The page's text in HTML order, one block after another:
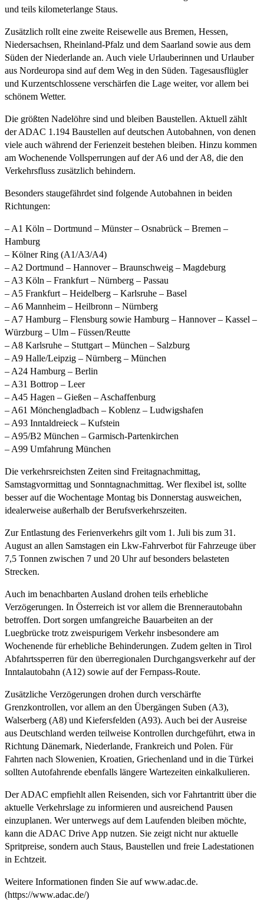
und teils kilometerlange Staus.
Zusätzlich rollt eine zweite Reisewelle aus Bremen, Hessen,
Niedersachsen, Rheinland-Pfalz und dem Saarland sowie aus dem
Süden der Niederlande an. Auch viele Urlauberinnen und Urlauber
aus Nordeuropa sind auf dem Weg in den Süden. Tagesausflügler
und Kurzentschlossene verschärfen die Lage weiter, vor allem bei
schönem Wetter.
Die größten Nadelöhre sind und bleiben Baustellen. Aktuell zählt
der ADAC 1.194 Baustellen auf deutschen Autobahnen, von denen
viele auch während der Ferienzeit bestehen bleiben. Hinzu kommen
am Wochenende Vollsperrungen auf der A6 und der A8, die den
Verkehrsfluss zusätzlich behindern.
Besonders staugefährdet sind folgende Autobahnen in beiden
Richtungen:
– A1 Köln – Dortmund – Münster – Osnabrück – Bremen –
Hamburg
– Kölner Ring (A1/A3/A4)
– A2 Dortmund – Hannover – Braunschweig – Magdeburg
– A3 Köln – Frankfurt – Nürnberg – Passau
– A5 Frankfurt – Heidelberg – Karlsruhe – Basel
– A6 Mannheim – Heilbronn – Nürnberg
– A7 Hamburg – Flensburg sowie Hamburg – Hannover – Kassel –
Würzburg – Ulm – Füssen/Reutte
– A8 Karlsruhe – Stuttgart – München – Salzburg
– A9 Halle/Leipzig – Nürnberg – München
– A24 Hamburg – Berlin
– A31 Bottrop – Leer
– A45 Hagen – Gießen – Aschaffenburg
– A61 Mönchengladbach – Koblenz – Ludwigshafen
– A93 Inntaldreieck – Kufstein
– A95/B2 München – Garmisch-Partenkirchen
– A99 Umfahrung München
Die verkehrsreichsten Zeiten sind Freitagnachmittag,
Samstagvormittag und Sonntagnachmittag. Wer flexibel ist, sollte
besser auf die Wochentage Montag bis Donnerstag ausweichen,
idealerweise außerhalb der Berufsverkehrszeiten.
Zur Entlastung des Ferienverkehrs gilt vom 1. Juli bis zum 31.
August an allen Samstagen ein Lkw-Fahrverbot für Fahrzeuge über
7,5 Tonnen zwischen 7 und 20 Uhr auf besonders belasteten
Strecken.
Auch im benachbarten Ausland drohen teils erhebliche
Verzögerungen. In Österreich ist vor allem die Brennerautobahn
betroffen. Dort sorgen umfangreiche Bauarbeiten an der
Luegbrücke trotz zweispurigem Verkehr insbesondere am
Wochenende für erhebliche Behinderungen. Zudem gelten in Tirol
Abfahrtssperren für den überregionalen Durchgangsverkehr auf der
Inntalautobahn (A12) sowie auf der Fernpass-Route.
Zusätzliche Verzögerungen drohen durch verschärfte
Grenzkontrollen, vor allem an den Übergängen Suben (A3),
Walserberg (A8) und Kiefersfelden (A93). Auch bei der Ausreise
aus Deutschland werden teilweise Kontrollen durchgeführt, etwa in
Richtung Dänemark, Niederlande, Frankreich und Polen. Für
Fahrten nach Slowenien, Kroatien, Griechenland und in die Türkei
sollten Autofahrende ebenfalls längere Wartezeiten einkalkulieren.
Der ADAC empfiehlt allen Reisenden, sich vor Fahrtantritt über die
aktuelle Verkehrslage zu informieren und ausreichend Pausen
einzuplanen. Wer unterwegs auf dem Laufenden bleiben möchte,
kann die ADAC Drive App nutzen. Sie zeigt nicht nur aktuelle
Spritpreise, sondern auch Staus, Baustellen und freie Ladestationen
in Echtzeit.
Weitere Informationen finden Sie auf www.adac.de.
(https://www.adac.de/)